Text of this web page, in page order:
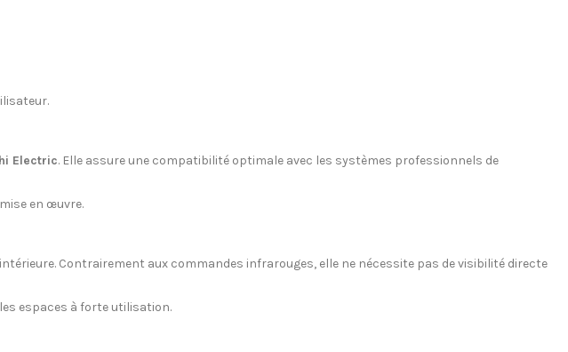
Electric. Elle assure une compatibilité optimale avec les systèmes professionnels de
en œuvre.
Contrairement aux commandes infrarouges, elle ne nécessite pas de visibilité directe
espaces à forte utilisation.